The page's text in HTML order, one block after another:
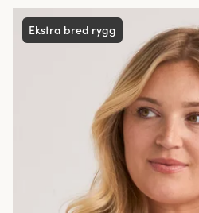
Ekstra bred rygg